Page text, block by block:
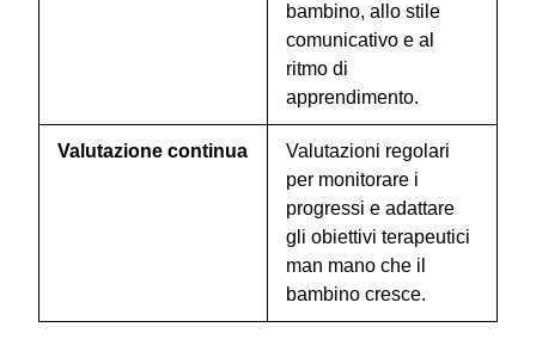
bambino, allo stile
comunicativo e al
ritmo di
apprendimento.
Valutazione continua
Valutazioni regolari
per monitorare i
progressi e adattare
gli obiettivi terapeutici
man mano che il
bambino cresce.